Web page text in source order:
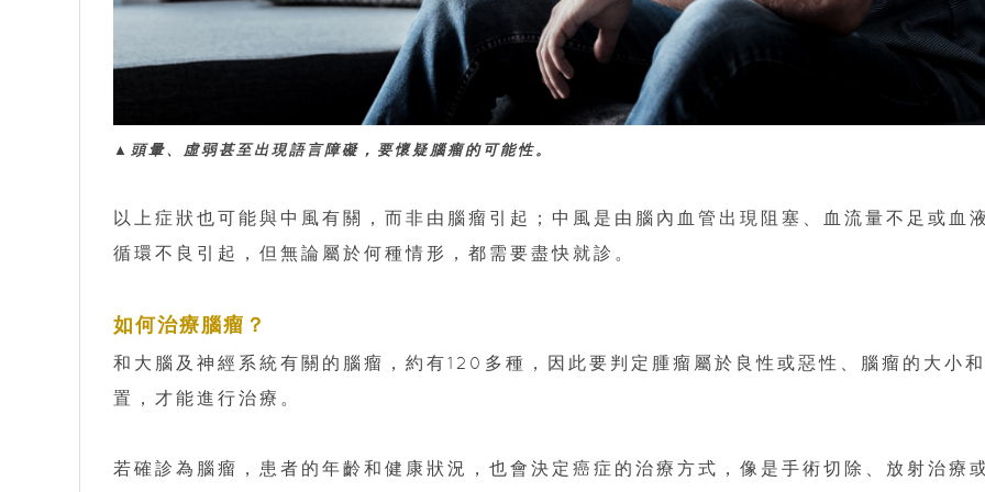
▲頭暈、虛弱甚至出現語言障礙，要懷疑腦瘤的可能性。
以上症狀也可能與中風有關，而非由腦瘤引起；中風是由腦內血管出現阻塞、血流量不足或血
循環不良引起，但無論屬於何種情形，都需要盡快就診。
如何治療腦瘤？
和大腦及神經系統有關的腦瘤，約有120多種，因此要判定腫瘤屬於良性或惡性、腦瘤的大小
置，才能進行治療。
若確診為腦瘤，患者的年齡和健康狀況，也會決定癌症的治療方式，像是手術切除、放射治療